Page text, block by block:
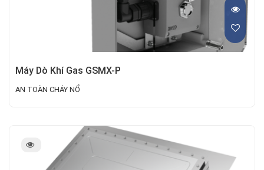
Máy Dò Khí Gas GSMX-P
AN TOÀN CHÁY NỔ